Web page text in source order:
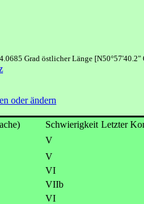
Grad östlicher Länge [N50°57'40.2"
oder ändern
Schwierigkeit Letzter
V
V
VI
VIIb
VI